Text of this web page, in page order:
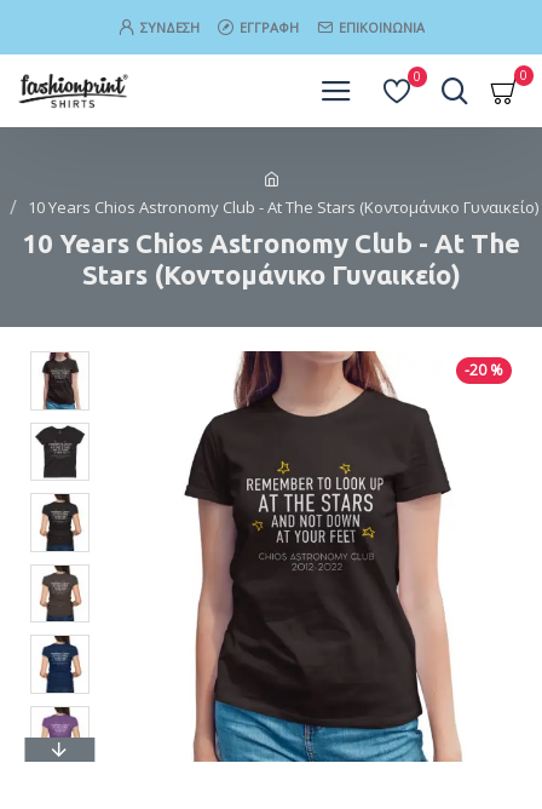
ΣΎΝΔΕΣΗ ΕΓΓΡΑΦΉ ΕΠΙΚΟΙΝΩΝΊΑ
0 0
10 Years Chios Astronomy Club - At The Stars (Κοντομάνικο Γυναικείο)
10 Years Chios Astronomy Club - At The
Stars (Κοντομάνικο Γυναικείο)
-20 %